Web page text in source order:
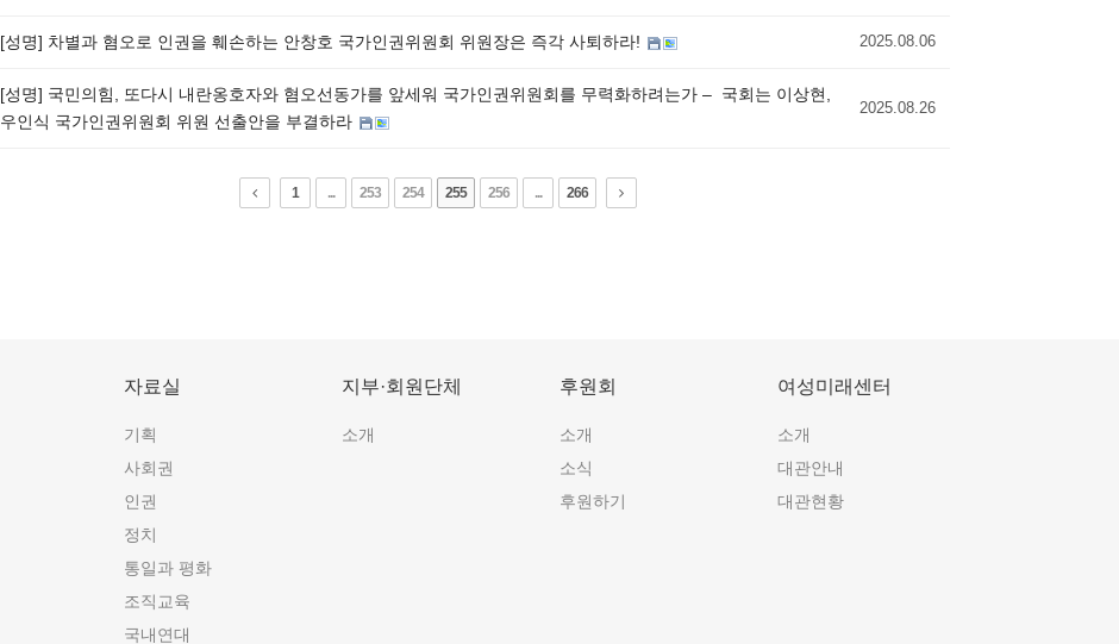
[성명] 차별과 혐오로 인권을 훼손하는 안창호 국가인권위원회 위원장은 즉각 사퇴하라! 2025.08.06
[성명] 국민의힘, 또다시 내란옹호자와 혐오선동가를 앞세워 국가인권위원회를 무력화하려는가 – ​ 국회는 이상현,
우인식 국가인권위원회 위원 선출안을 부결하라
2025.08.26
1 ... 253 254 255 256 ... 266
자료실
기획
사회권
인권
정치
통일과 평화
조직교육
국내연대
지부·회원단체
소개
후원회
소개
소식
후원하기
여성미래센터
소개
대관안내
대관현황